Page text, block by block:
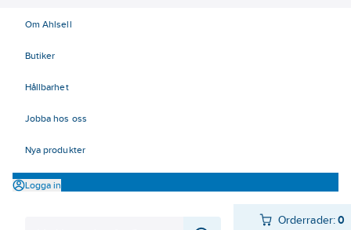
Om Ahlsell
Butiker
Hållbarhet
Jobba hos oss
Nya produkter
Logga in
Orderrader:0